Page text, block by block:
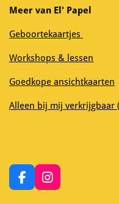
Meer van El' Papel
Geboortekaartjes
Workshops & lessen
Goedkope ansichtkaarten
Alleen bij mij verkrijgbaar
F
a
I
n